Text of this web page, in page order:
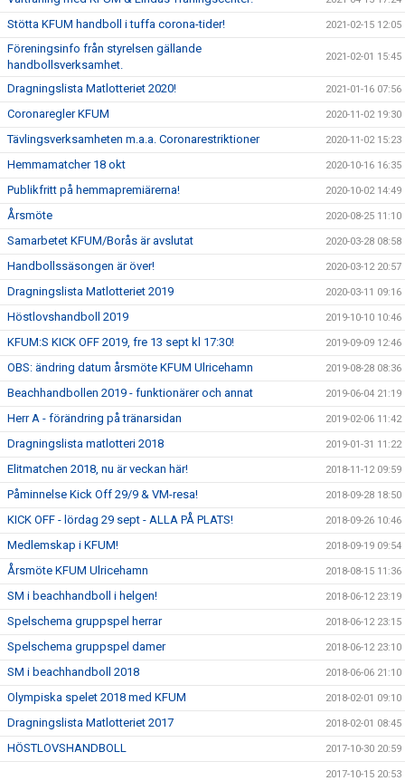
Stötta KFUM handboll i tuffa corona-tider! 2021-02-15 12:05
Föreningsinfo från styrelsen gällande
handbollsverksamhet.
2021-02-01 15:45
Dragningslista Matlotteriet 2020! 2021-01-16 07:56
Coronaregler KFUM 2020-11-02 19:30
Tävlingsverksamheten m.a.a. Coronarestriktioner 2020-11-02 15:23
Hemmamatcher 18 okt 2020-10-16 16:35
Publikfritt på hemmapremiärerna! 2020-10-02 14:49
Årsmöte 2020-08-25 11:10
Samarbetet KFUM/Borås är avslutat 2020-03-28 08:58
Handbollssäsongen är över! 2020-03-12 20:57
Dragningslista Matlotteriet 2019 2020-03-11 09:16
Höstlovshandboll 2019 2019-10-10 10:46
KFUM:S KICK OFF 2019, fre 13 sept kl 17:30! 2019-09-09 12:46
OBS: ändring datum årsmöte KFUM Ulricehamn 2019-08-28 08:36
Beachhandbollen 2019 - funktionärer och annat 2019-06-04 21:19
Herr A - förändring på tränarsidan 2019-02-06 11:42
Dragningslista matlotteri 2018 2019-01-31 11:22
Elitmatchen 2018, nu är veckan här! 2018-11-12 09:59
Påminnelse Kick Off 29/9 & VM-resa! 2018-09-28 18:50
KICK OFF - lördag 29 sept - ALLA PÅ PLATS! 2018-09-26 10:46
Medlemskap i KFUM! 2018-09-19 09:54
Årsmöte KFUM Ulricehamn 2018-08-15 11:36
SM i beachhandboll i helgen! 2018-06-12 23:19
Spelschema gruppspel herrar 2018-06-12 23:15
Spelschema gruppspel damer 2018-06-12 23:10
SM i beachhandboll 2018 2018-06-06 21:10
Olympiska spelet 2018 med KFUM 2018-02-01 09:10
Dragningslista Matlotteriet 2017 2018-02-01 08:45
HÖSTLOVSHANDBOLL 2017-10-30 20:59
2017-10-15 20:53